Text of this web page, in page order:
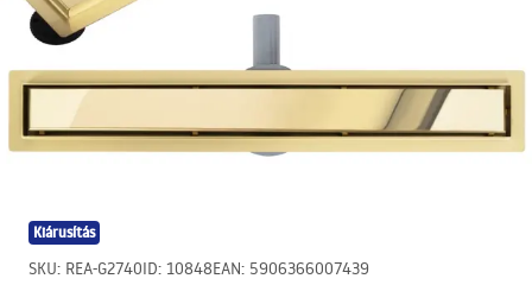
Kiárusítás
SKU: REA-G2740ID: 10848EAN: 5906366007439